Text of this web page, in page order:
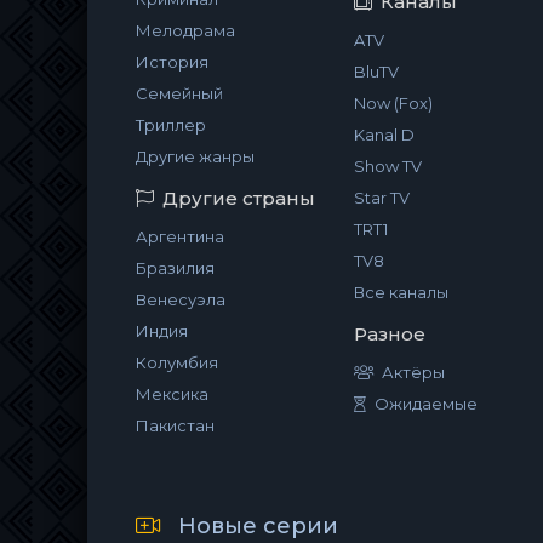
Мелодрама
История
Семейный
Триллер
Другие жанры
Другие страны
Аргентина
Бразилия
Венесуэла
Индия
Колумбия
Мексика
Пакистан
ATV
BluTV
Now (Fox)
Kanal D
Show TV
Star TV
TRT1
TV8
Все каналы
Разное
Актёры
Ожидаемые
Новые серии